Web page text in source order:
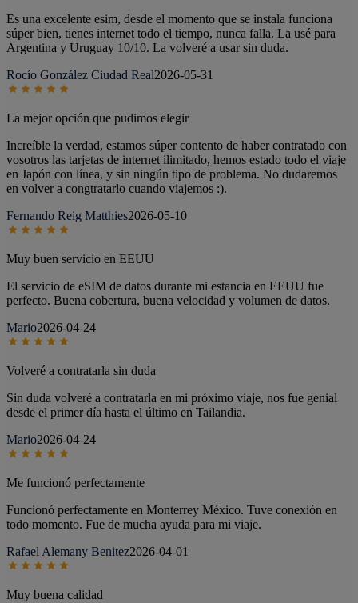
Es una excelente esim, desde el momento que se instala funciona
súper bien, tienes internet todo el tiempo, nunca falla. La usé para
Argentina y Uruguay 10/10. La volveré a usar sin duda.
Rocío González Ciudad Real2026-05-31
La mejor opción que pudimos elegir
Increíble la verdad, estamos súper contento de haber contratado con
vosotros las tarjetas de internet ilimitado, hemos estado todo el viaje
en Japón con línea, y sin ningún tipo de problema. No dudaremos
en volver a congtratarlo cuando viajemos :).
Fernando Reig Matthies2026-05-10
Muy buen servicio en EEUU
El servicio de eSIM de datos durante mi estancia en EEUU fue
perfecto. Buena cobertura, buena velocidad y volumen de datos.
Mario2026-04-24
Volveré a contratarla sin duda
Sin duda volveré a contratarla en mi próximo viaje, nos fue genial
desde el primer día hasta el último en Tailandia.
Mario2026-04-24
Me funcionó perfectamente
Funcionó perfectamente en Monterrey México. Tuve conexión en
todo momento. Fue de mucha ayuda para mi viaje.
Rafael Alemany Benitez2026-04-01
Muy buena calidad